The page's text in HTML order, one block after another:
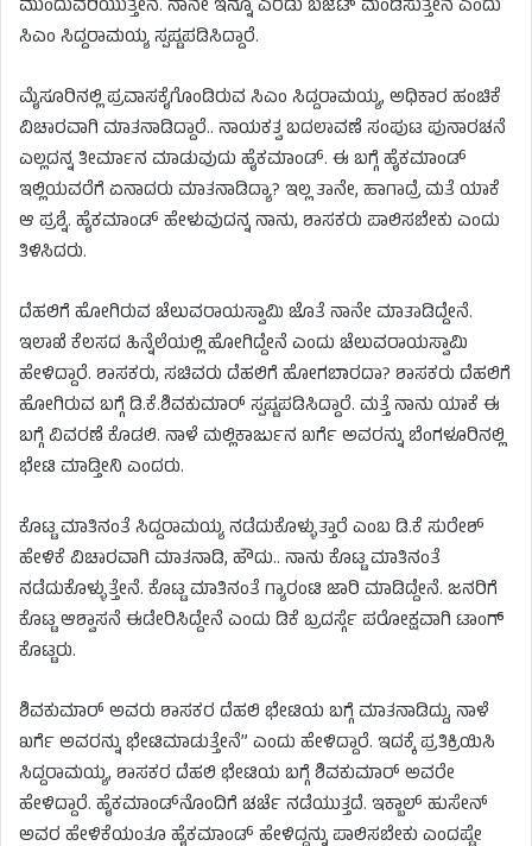
ಮುಂದುವರಿಯುತ್ತೇನೆ. ನಾನೇ ಇನ್ನೂ ಎರಡು ಬಜೆಟ್ ಮಂಡಿಸುತ್ತೇನೆ ಎಂದು
ಸಿಎಂ ಸಿದ್ದರಾಮಯ್ಯ ಸ್ಪಷ್ಟಪಡಿಸಿದ್ದಾರೆ.
ಮೈಸೂರಿನಲ್ಲಿ ಪ್ರವಾಸಕೈಗೊಂಡಿರುವ ಸಿಎಂ ಸಿದ್ದರಾಮಯ್ಯ, ಅಧಿಕಾರ ಹಂಚಿಕೆ
ವಿಚಾರವಾಗಿ ಮಾತನಾಡಿದ್ದಾರೆ.. ನಾಯಕತ್ವ ಬದಲಾವಣೆ ಸಂಪುಟ ಪುನಾರಚನೆ
ಎಲ್ಲದನ್ನ ತೀರ್ಮಾನ ಮಾಡುವುದು ಹೈಕಮಾಂಡ್. ಈ ಬಗ್ಗೆ ಹೈಕಮಾಂಡ್
ಇಲ್ಲಿಯವರೆಗೆ ಏನಾದರು ಮಾತನಾಡಿದ್ಯಾ? ಇಲ್ಲ ತಾನೇ, ಹಾಗಾದ್ರೆ ಮತೆ ಯಾಕೆ
ಆ ಪ್ರಶ್ನೆ. ಹೈಕಮಾಂಡ್ ಹೇಳುವುದನ್ನ ನಾನು, ಶಾಸಕರು ಪಾಲಿಸಬೇಕು ಎಂದು
ತಿಳಿಸಿದರು.
ದೆಹಲಿಗೆ ಹೋಗಿರುವ ಚೆಲುವರಾಯಸ್ವಾಮಿ ಜೊತೆ ನಾನೇ ಮಾತಾಡಿದ್ದೇನೆ.
ಇಲಾಖೆ ಕೆಲಸದ ಹಿನ್ನೆಲೆಯಲ್ಲಿ ಹೋಗಿದ್ದೇನೆ ಎಂದು ಚೆಲುವರಾಯಸ್ವಾಮಿ
ಹೇಳಿದ್ದಾರೆ. ಶಾಸಕರು, ಸಚಿವರು ದೆಹಲಿಗೆ ಹೋಗಬಾರದಾ? ಶಾಸಕರು ದೆಹಲಿಗೆ
ಹೋಗಿರುವ ಬಗ್ಗೆ ಡಿ.ಕೆ.ಶಿವಕುಮಾರ್ ಸ್ಪಷ್ಟಪಡಿಸಿದ್ದಾರೆ. ಮತ್ತೆ ನಾನು ಯಾಕೆ ಈ
ಬಗ್ಗೆ ವಿವರಣೆ ಕೊಡಲಿ. ನಾಳೆ ಮಲ್ಲಿಕಾರ್ಜುನ ಖರ್ಗೆ ಅವರನ್ನು ಬೆಂಗಳೂರಿನಲ್ಲಿ
ಭೇಟಿ ಮಾಡ್ತೀನಿ ಎಂದರು.
ಕೊಟ್ಟ ಮಾತಿನಂತೆ ಸಿದ್ದರಾಮಯ್ಯ ನಡೆದುಕೊಳ್ಳುತ್ತಾರೆ ಎಂಬ ಡಿ.ಕೆ ಸುರೇಶ್
ಹೇಳಿಕೆ ವಿಚಾರವಾಗಿ ಮಾತನಾಡಿ, ಹೌದು.. ನಾನು ಕೊಟ್ಟ ಮಾತಿನಂತೆ
ನಡೆದುಕೊಳ್ಳುತ್ತೇನೆ. ಕೊಟ್ಟ ಮಾತಿನಂತೆ ಗ್ಯಾರಂಟಿ ಜಾರಿ ಮಾಡಿದ್ದೇನೆ. ಜನರಿಗೆ
ಕೊಟ್ಟ ಆಶ್ವಾಸನೆ ಈಡೇರಿಸಿದ್ದೇನೆ ಎಂದು ಡಿಕೆ ಬ್ರದರ್ಸ್ಗೆ ಪರೋಕ್ಷವಾಗಿ ಟಾಂಗ್
ಕೊಟ್ಟರು.
ಶಿವಕುಮಾರ್ ಅವರು ಶಾಸಕರ ದೆಹಲಿ ಭೇಟಿಯ ಬಗ್ಗೆ ಮಾತನಾಡಿದ್ದು, ನಾಳೆ
ಖರ್ಗೆ ಅವರನ್ನು ಭೇಟಿಮಾಡುತ್ತೇನೆ” ಎಂದು ಹೇಳಿದ್ದಾರೆ. ಇದಕ್ಕೆ ಪ್ರತಿಕ್ರಿಯಿಸಿ
ಸಿದ್ದರಾಮಯ್ಯ, ಶಾಸಕರ ದೆಹಲಿ ಭೇಟಿಯ ಬಗ್ಗೆ ಶಿವಕುಮಾರ್ ಅವರೇ
ಹೇಳಿದ್ದಾರೆ. ಹೈಕಮಾಂಡ್‌ನೊಂದಿಗೆ ಚರ್ಚೆ ನಡೆಯುತ್ತದೆ. ಇಕ್ಬಾಲ್ ಹುಸೇನ್
ಅವರ ಹೇಳಿಕೆಯಂತೂ ಹೈಕಮಾಂಡ್ ಹೇಳಿದ್ದನ್ನು ಪಾಲಿಸಬೇಕು ಎಂದಷ್ಟೇ